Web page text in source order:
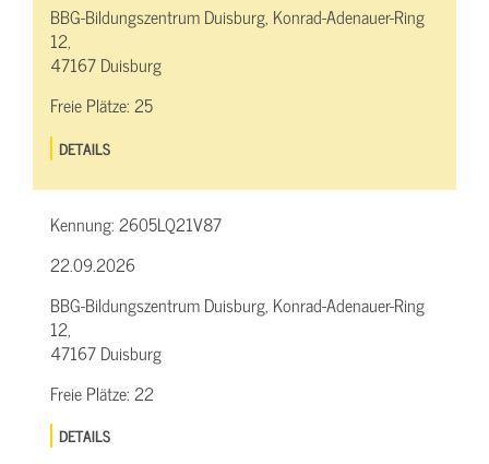
BBG-Bildungszentrum Duisburg, Konrad-Adenauer-Ring
12,
47167 Duisburg
Freie Plätze:25
DETAILS
Kennung:2605LQ21V87
22.09.2026
BBG-Bildungszentrum Duisburg, Konrad-Adenauer-Ring
12,
47167 Duisburg
Freie Plätze:22
DETAILS